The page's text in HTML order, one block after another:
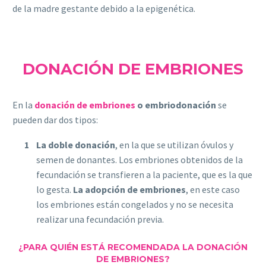
de la madre gestante debido a la epigenética.
DONACIÓN DE EMBRIONES
En la donación de embriones o embriodonación se
pueden dar dos tipos:
La doble donación, en la que se utilizan óvulos y
semen de donantes. Los embriones obtenidos de la
fecundación se transfieren a la paciente, que es la que
lo gesta. La adopción de embriones, en este caso
los embriones están congelados y no se necesita
realizar una fecundación previa.
¿PARA QUIÉN ESTÁ RECOMENDADA LA DONACIÓN
DE EMBRIONES?